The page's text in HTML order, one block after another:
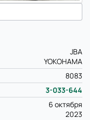
JBA
YOKOHAMA
8083
3-033-644
6 октября
2023